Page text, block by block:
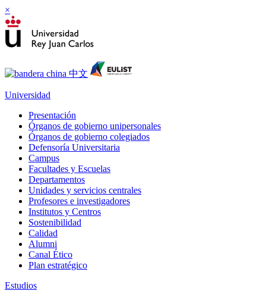
×
Universidad
Presentación
Órganos de gobierno unipersonales
Órganos de gobierno colegiados
Defensoría Universitaria
Campus
Facultades y Escuelas
Departamentos
Unidades y servicios centrales
Profesores e investigadores
Institutos y Centros
Sostenibilidad
Calidad
Alumni
Canal Ético
Plan estratégico
Estudios